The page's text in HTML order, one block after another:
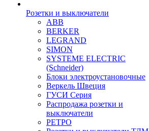
Розетки и выключатели
ABB
BERKER
LEGRAND
SIMON
SYSTEME ELECTRIC
(Schneider)
Блоки электроустановочные
Веркель Швеция
ГУСИ Серия
Распродажа розетки и
выключатели
РЕТРО